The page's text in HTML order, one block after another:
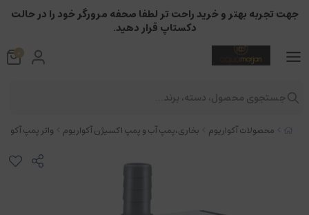
محصولات آکواریوم بخاری،پمپ آب و پمپ اکسیژن آکواریوم واتر پمپ
جهت تجربه بهتر و خرید راحت تر لطفا صحفه مرورگر خود را در حالت
دکستاپ قرار دهید.
0
جستجوی محصول، دسته، برند...